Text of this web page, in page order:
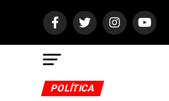
POLÍTICA